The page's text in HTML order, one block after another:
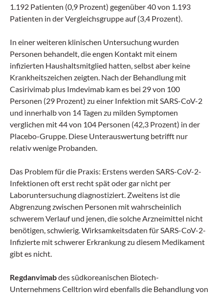
1.192 Patienten (0,9 Prozent) gegenüber 40 von 1.193
Patienten in der Vergleichsgruppe auf (3,4 Prozent).
In einer weiteren klinischen Untersuchung wurden
Personen behandelt, die engen Kontakt mit einem
infizierten Haushaltsmitglied hatten, selbst aber keine
Krankheitszeichen zeigten. Nach der Behandlung mit
Casirivimab plus Imdevimab kam es bei 29 von 100
Personen (29 Prozent) zu einer Infektion mit SARS-CoV-2
und innerhalb von 14 Tagen zu milden Symptomen
verglichen mit 44 von 104 Personen (42,3 Prozent) in der
Placebo-Gruppe. Diese Unterauswertung betrifft nur
relativ wenige Probanden.
Das Problem für die Praxis: Erstens werden SARS-CoV-2-
Infektionen oft erst recht spät oder gar nicht per
Laboruntersuchung diagnostiziert. Zweitens ist die
Abgrenzung zwischen Personen mit wahrscheinlich
schwerem Verlauf und jenen, die solche Arzneimittel nicht
benötigen, schwierig. Wirksamkeitsdaten für SARS-CoV-2-
Infizierte mit schwerer Erkrankung zu diesem Medikament
gibt es nicht.
Regdanvimabdes südkoreanischen Biotech-
Unternehmens Celltrion wird ebenfalls die Behandlung von